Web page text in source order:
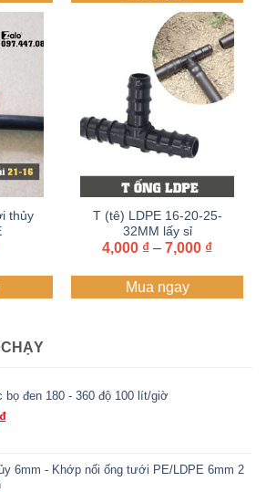
đến
thủy
T (tê) LDPE 16-20-25-
32MM lấy sỉ
Zalo+hotline
4,000 ₫ – 7,000 ₫Khoảng
từ
Mua ngay
bọ đen 180 - 360 độ 100 lít/giờ
₫
6mm - Khớp nối ống tưới PE/LDPE 6mm 2